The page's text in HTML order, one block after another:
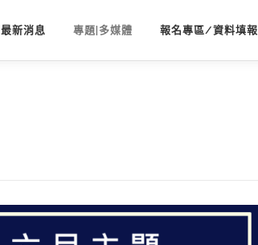
最新消息 專題|多媒體 報名專區/資料填報